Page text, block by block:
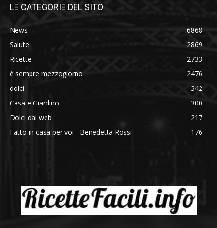
LE CATEGORIE DEL SITO
News
6868
Salute
2869
Ricette
2733
è sempre mezzogiorno
2476
dolci
342
Casa e Giardino
300
Dolci dal web
217
Fatto in casa per voi - Benedetta Rossi
176